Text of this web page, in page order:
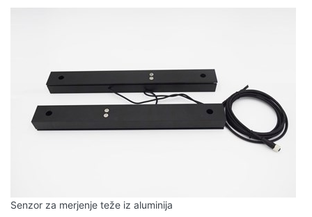
Senzor za merjenje teže iz aluminija